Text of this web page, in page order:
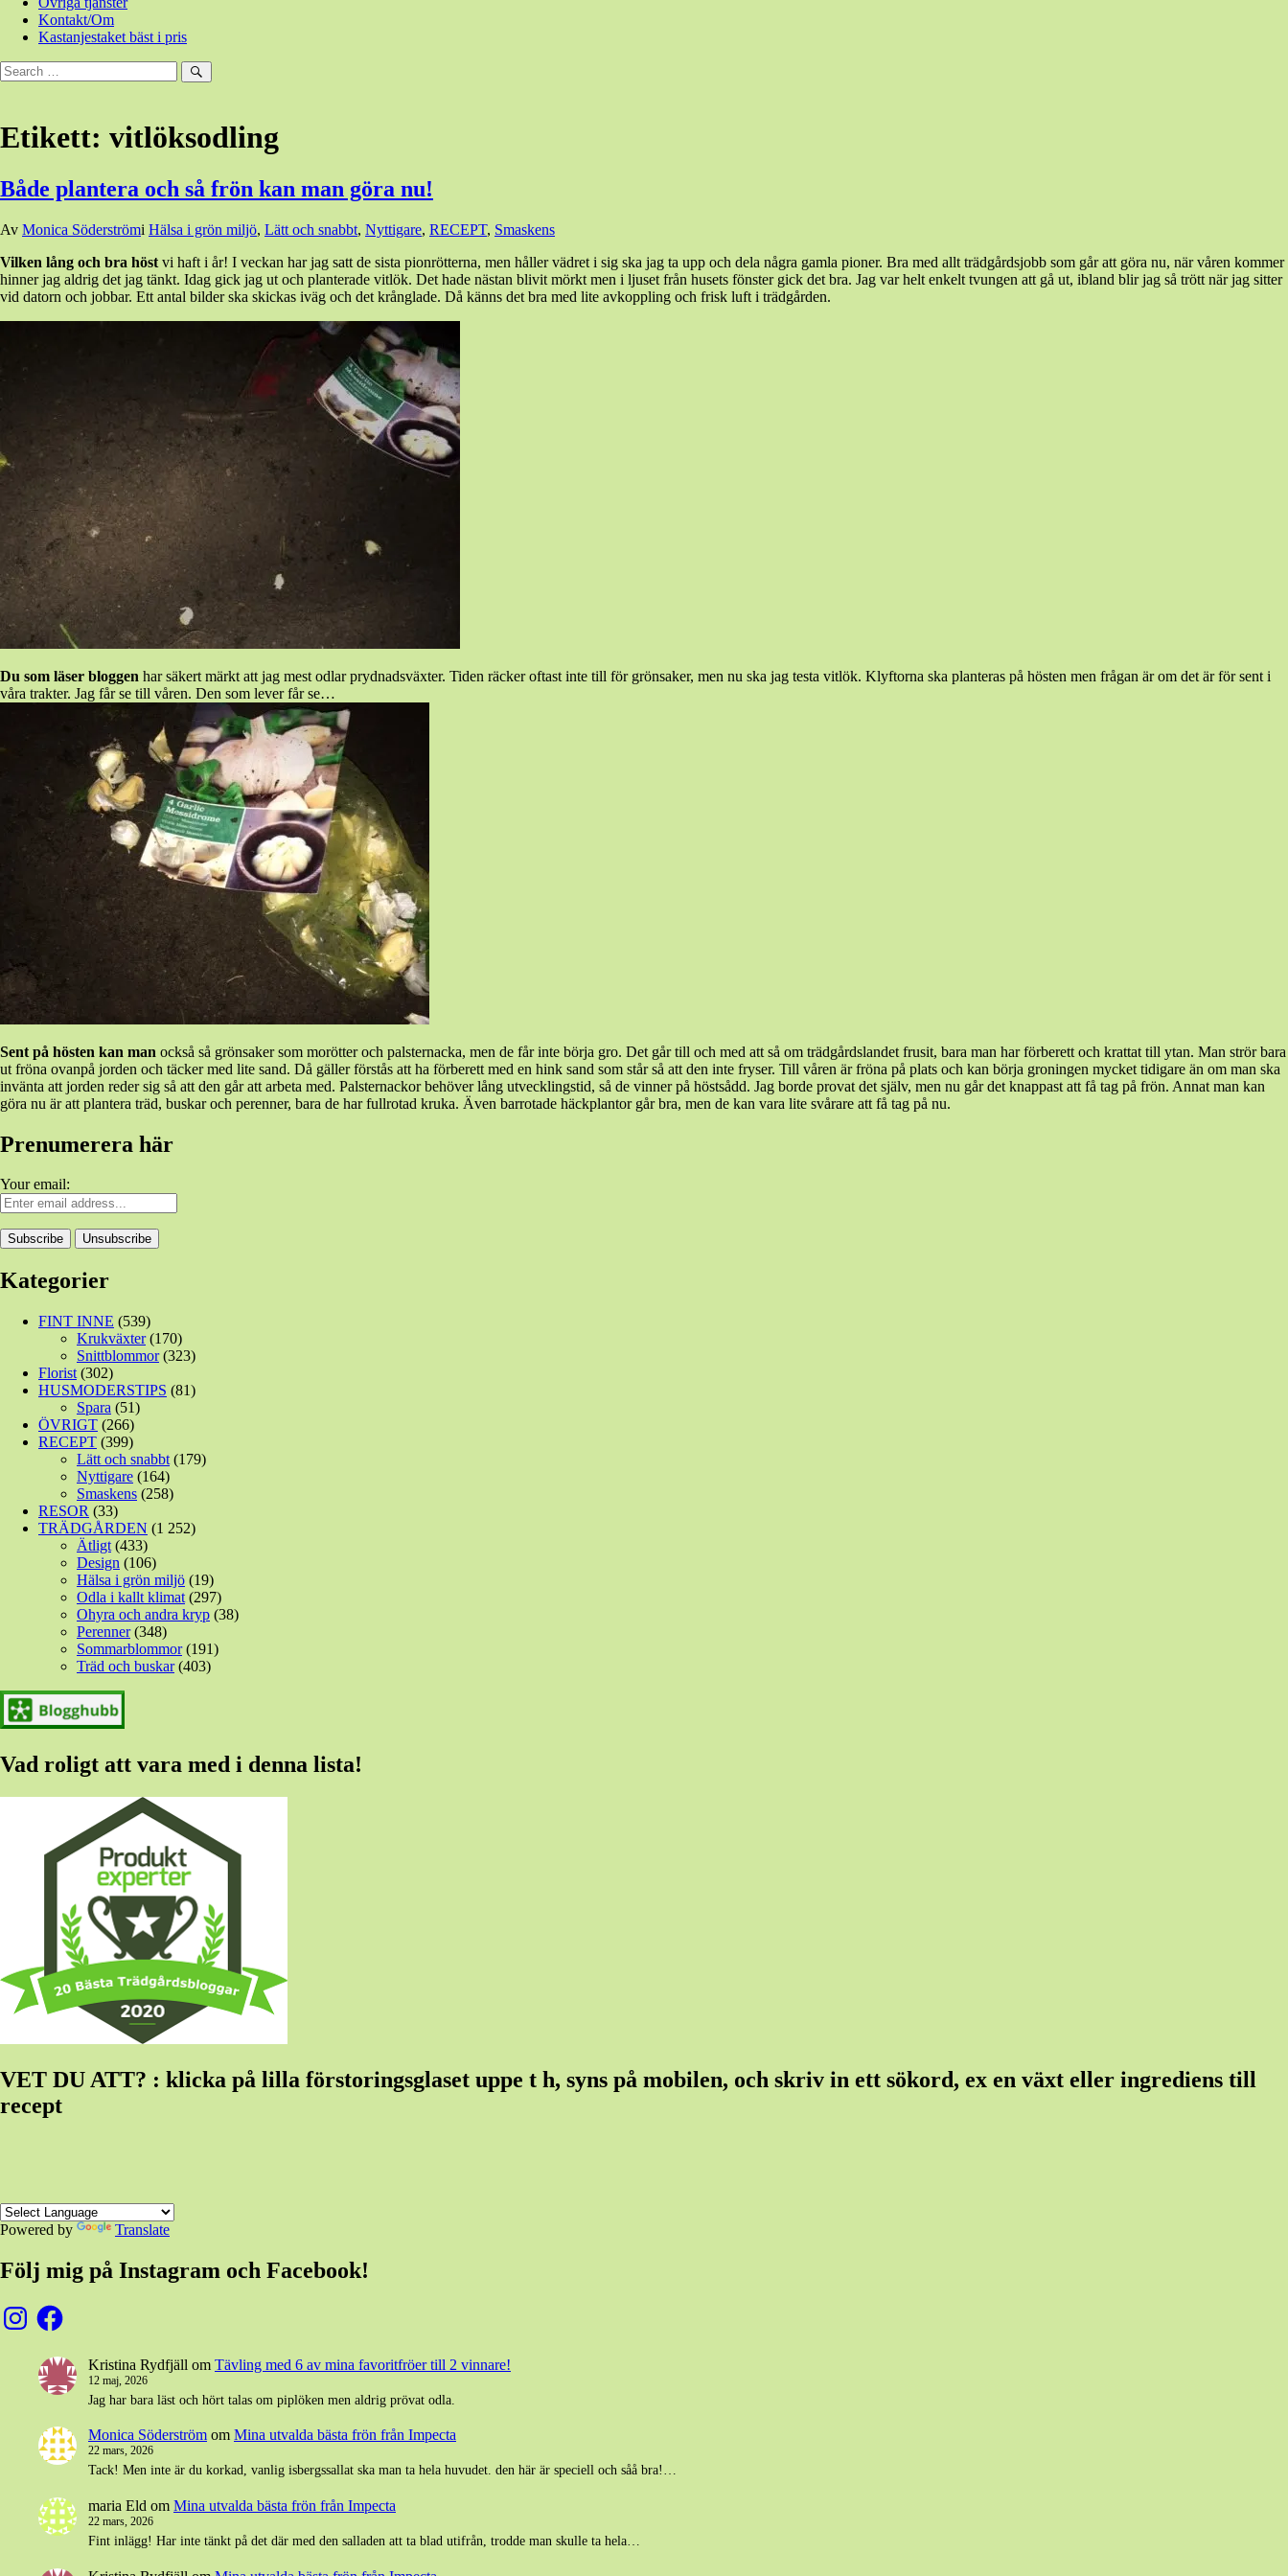
Kontakt/Om
Kastanjestaket bäst i pris
Sök
efter:
Sök
Etikett: vitlöksodling
Både plantera och så frön kan man göra nu!
Den
oktober,
2016
Av Monica Söderströmi Hälsa i grön miljö, Lätt och snabbt, Nyttigare, RECEPT, Smaskens
Vilken lång och bra höst vi haft i år! I veckan har jag satt de sista pionrötterna, men håller vädret i sig ska jag ta upp och dela några gamla pioner. Bra med allt trädgårdsjobb som går att göra nu, när våren kommer
hinner jag aldrig det jag tänkt. Idag gick jag ut och planterade vitlök. Det hade nästan blivit mörkt men i ljuset från husets fönster gick det bra. Jag var helt enkelt tvungen att gå ut, ibland blir jag så trött när jag sitter
vid datorn och jobbar. Ett antal bilder ska skickas iväg och det krånglade. Då känns det bra med lite avkoppling och frisk luft i trädgården.
Du som läser bloggen har säkert märkt att jag mest odlar prydnadsväxter. Tiden räcker oftast inte till för grönsaker, men nu ska jag testa vitlök. Klyftorna ska planteras på hösten men frågan är om det är för sent i
våra trakter. Jag får se till våren. Den som lever får se…
Sent på hösten kan man också så grönsaker som morötter och palsternacka, men de får inte börja gro. Det går till och med att så om trädgårdslandet frusit, bara man har förberett och krattat till ytan. Man strör bara
ut fröna ovanpå jorden och täcker med lite sand. Då gäller förstås att ha förberett med en hink sand som står så att den inte fryser. Till våren är fröna på plats och kan börja groningen mycket tidigare än om man ska
invänta att jorden reder sig så att den går att arbeta med. Palsternackor behöver lång utvecklingstid, så de vinner på höstsådd. Jag borde provat det själv, men nu går det knappast att få tag på frön. Annat man kan
göra nu är att plantera träd, buskar och perenner, bara de har fullrotad kruka. Även barrotade häckplantor går bra, men de kan vara lite svårare att få tag på nu.
Prenumerera här
Your email:
Kategorier
FINT INNE (539)
Krukväxter(170)
Snittblommor(323)
Florist (302)
HUSMODERSTIPS (81)
Spara (51)
ÖVRIGT (266)
RECEPT (399)
Lätt och snabbt (179)
Nyttigare (164)
Smaskens (258)
RESOR (33)
TRÄDGÅRDEN (1 252)
Ätligt (433)
Design (106)
Hälsa i grön miljö (19)
Odla i kallt klimat (297)
Ohyra och andra kryp (38)
Perenner(348)
Sommarblommor(191)
Träd och buskar(403)
Vad roligt att vara med i denna lista!
VET DU ATT? : klicka på lilla förstoringsglaset uppe t h, syns på mobilen, och skriv in ett sökord, ex en växt eller ingrediens till
recept
Powered by Translate
Följ mig på Instagram och Facebook!
InstagramFacebook
Kristina Rydfjäll om Tävling med 6 av mina favoritfröer till 2 vinnare!
12 maj, 2026
Jag har bara läst och hört talas om piplöken men aldrig prövat odla.
Monica Söderström om Mina utvalda bästa frön från Impecta
22 mars, 2026
Tack! Men inte är du korkad, vanlig isbergssallat ska man ta hela huvudet. den här är speciell och såå bra!…
maria Eld om Mina utvalda bästa frön från Impecta
22 mars, 2026
Fint inlägg! Har inte tänkt på det där med den salladen att ta blad utifrån, trodde man skulle ta hela…